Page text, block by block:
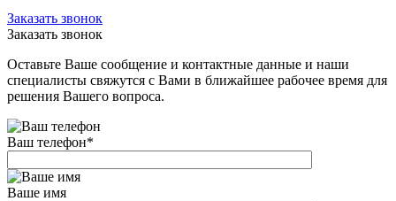
Заказать звонок
Заказать звонок
Оставьте Ваше сообщение и контактные данные и наши
специалисты свяжутся с Вами в ближайшее рабочее время для
решения Вашего вопроса.
Ваш телефон*
Ваше имя